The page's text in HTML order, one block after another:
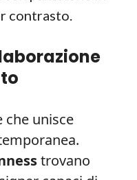
contrasto.
che unisce
trovano